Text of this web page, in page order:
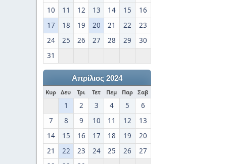
10
11 12 13 14 15
16
17
18 19 20 21 22
23
24
25 26 27 28 29
30
31
Απρίλιος 2024
Κυρ Δευ Τρι Τετ Πεμ Παρ Σαβ
1 2 3 4 5
6
7
8 9 10 11 12
13
14
15 16 17 18 19
20
21
22 23 24 25 26
27